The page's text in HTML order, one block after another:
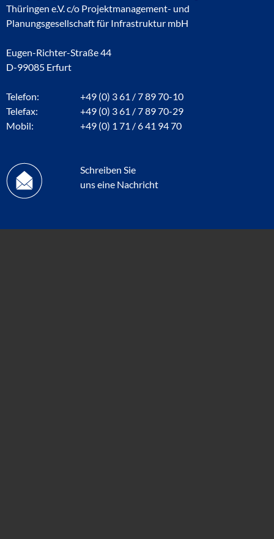
Thüringen e.V. c/o Projektmanagement- und
Planungsgesellschaft für Infrastruktur mbH
Eugen-Richter-Straße 44
D-99085 Erfurt
Telefon:
+49 (0) 3 61 / 7 89 70-10
Telefax:
+49 (0) 3 61 / 7 89 70-29
Mobil:
+49 (0) 1 71 / 6 41 94 70
Schreiben Sie
uns eine Nachricht